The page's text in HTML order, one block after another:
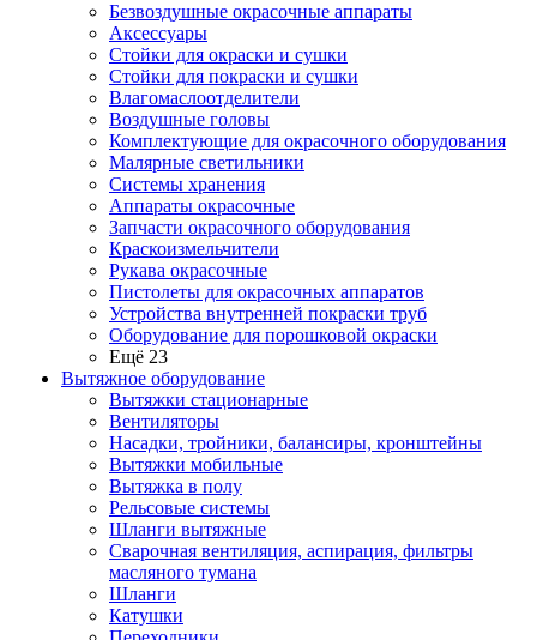
Безвоздушные окрасочные аппараты
Аксессуары
Стойки для окраски и сушки
Стойки для покраски и сушки
Влагомаслоотделители
Воздушные головы
Комплектующие для окрасочного оборудования
Малярные светильники
Системы хранения
Аппараты окрасочные
Запчасти окрасочного оборудования
Краскоизмельчители
Рукава окрасочные
Пистолеты для окрасочных аппаратов
Устройства внутренней покраски труб
Оборудование для порошковой окраски
Ещё 23
Вытяжное оборудование
Вытяжки стационарные
Вентиляторы
Насадки, тройники, балансиры, кронштейны
Вытяжки мобильные
Вытяжка в полу
Рельсовые системы
Шланги вытяжные
Сварочная вентиляция, аспирация, фильтры
масляного тумана
Шланги
Катушки